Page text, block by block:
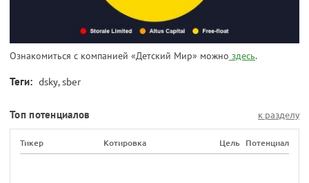
Ознакомиться с компанией «Детский Мир» можно здесь.
Теги: dsky, sber
Топ потенциалов к разделу
Тикер Котировка Цель Потенциал